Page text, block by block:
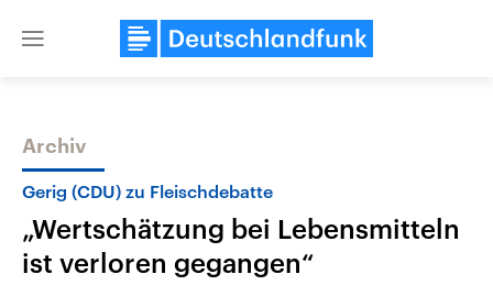
Close
Themen
Archiv
Gerig (CDU) zu Fleischdebatte
„Wertschätzung bei Lebensmitteln
ist verloren gegangen“